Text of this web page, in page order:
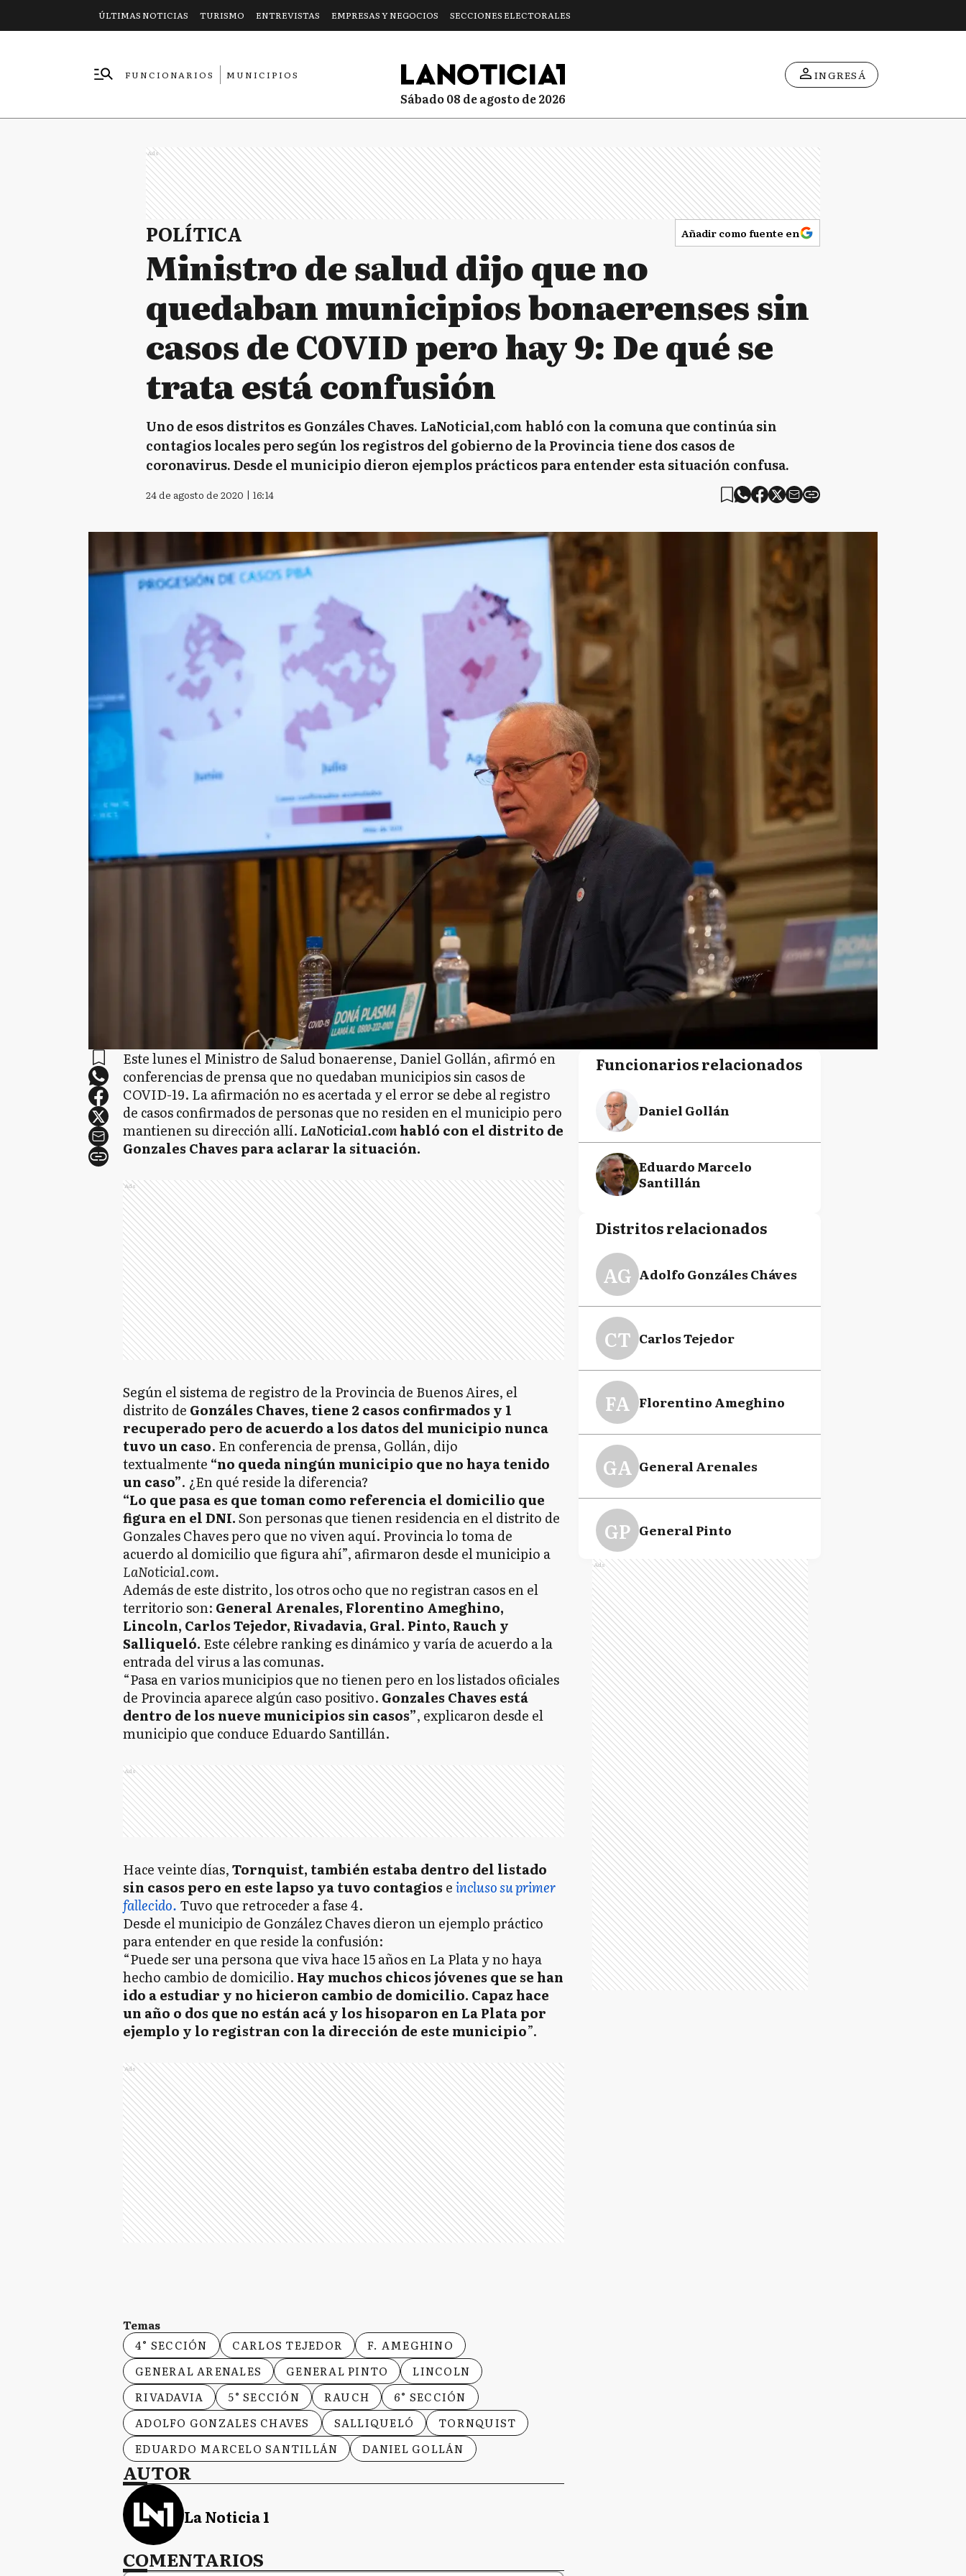
ÚLTIMAS NOTICIAS TURISMO ENTREVISTAS EMPRESAS Y NEGOCIOS SECCIONES ELECTORALES
FUNCIONARIOS
MUNICIPIOS
sábado 08 de agosto de 2026
INGRESÁ
Ads
POLÍTICA Añadir como fuente en
Ministro de salud dijo que no
quedaban municipios bonaerenses sin
casos de COVID pero hay 9: De qué se
trata está confusión
Uno de esos distritos es Gonzáles Chaves. LaNoticia1,com habló con la comuna que continúa sin
contagios locales pero según los registros del gobierno de la Provincia tiene dos casos de
coronavirus. Desde el municipio dieron ejemplos prácticos para entender esta situación confusa.
24 de agosto de 2020 | 16:14
Este lunes el Ministro de Salud bonaerense, Daniel Gollán, afirmó en
conferencias de prensa que no quedaban municipios sin casos de
COVID-19. La afirmación no es acertada y el error se debe al registro
de casos confirmados de personas que no residen en el municipio pero
mantienen su dirección allí.LaNoticia1.comhabló con el distrito de
Gonzales Chaves para aclarar la situación.
Ads
Según el sistema de registro de la Provincia de Buenos Aires, el
distrito de Gonzáles Chaves, tiene 2 casos confirmados y 1
recuperado pero de acuerdo a los datos del municipio nunca
tuvo un caso. En conferencia de prensa, Gollán, dijo
textualmente “no queda ningún municipio que no haya tenido
un caso”. ¿En qué reside la diferencia?
“Lo que pasa es que toman como referencia el domicilio que
figura en el DNI.Son personas que tienen residencia en el distrito de
Gonzales Chaves pero que no viven aquí. Provincia lo toma de
acuerdo al domicilio que figura ahí”, afirmaron desde el municipio a
LaNoticia1.com.
Además de este distrito, los otros ocho que no registran casos en el
territorio son: General Arenales, Florentino Ameghino,
Lincoln, Carlos Tejedor, Rivadavia, Gral. Pinto, Rauch y
Salliqueló. Este célebre ranking es dinámico y varía de acuerdo a la
entrada del virus a las comunas.
“Pasa en varios municipios que no tienen pero en los listados oficiales
de Provincia aparece algún caso positivo. Gonzales Chaves está
dentro de los nueve municipios sin casos”, explicaron desde el
municipio que conduce Eduardo Santillán.
Ads
Hace veinte días,Tornquist, también estaba dentro del listado
sin casos pero en este lapso ya tuvo contagios eincluso su primer
fallecido. Tuvo que retroceder a fase 4.
Desde el municipio de González Chaves dieron un ejemplo práctico
para entender en que reside la confusión:
“Puede ser una persona que viva hace 15 años en La Plata y no haya
hecho cambio de domicilio. Hay muchos chicos jóvenes que se han
ido a estudiar y no hicieron cambio de domicilio. Capaz hace
un año o dos que no están acá y los hisoparon en La Plata por
ejemplo y lo registran con la dirección de este municipio”.
Ads
Temas
4° SECCIÓN
CARLOS TEJEDOR
F. AMEGHINO
GENERAL ARENALES
GENERAL PINTO
LINCOLN
RIVADAVIA
5° SECCIÓN RAUCH
6° SECCIÓN
ADOLFO GONZALES CHAVES
SALLIQUELÓ
TORNQUIST
EDUARDO MARCELO SANTILLÁN
DANIEL GOLLÁN
AUTOR
La Noticia 1
COMENTARIOS
Funcionarios relacionados
Daniel Gollán
Eduardo Marcelo
Santillán
Distritos relacionados
AG Adolfo Gonzáles Cháves
CT Carlos Tejedor
FA Florentino Ameghino
GA General Arenales
GP General Pinto
L Lincoln
R Rauch
R Rivadavia
S Salliquelo
T Tornquist
Ads